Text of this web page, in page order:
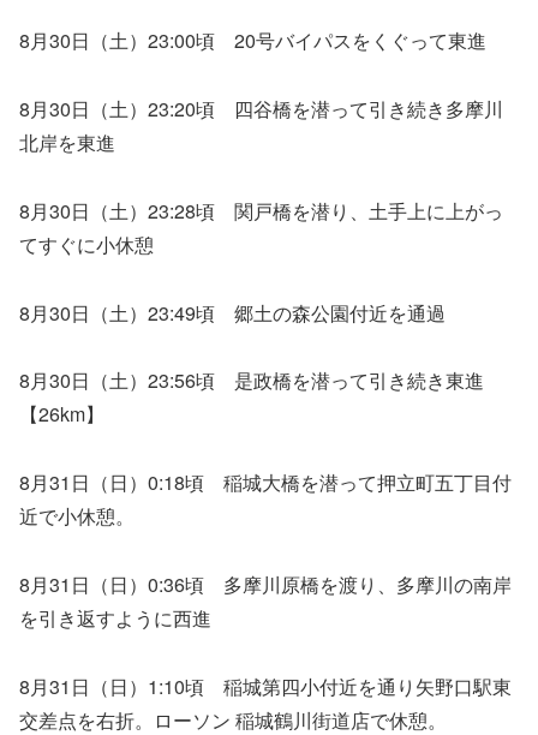
8月30日（土）23:00頃 20号バイパスをくぐって東進
8月30日（土）23:20頃 四谷橋を潜って引き続き多摩川
北岸を東進
8月30日（土）23:28頃 関戸橋を潜り、土手上に上がっ
てすぐに小休憩
8月30日（土）23:49頃 郷土の森公園付近を通過
8月30日（土）23:56頃 是政橋を潜って引き続き東進
【26km】
8月31日（日）0:18頃 稲城大橋を潜って押立町五丁目付
近で小休憩。
8月31日（日）0:36頃 多摩川原橋を渡り、多摩川の南岸
を引き返すように西進
8月31日（日）1:10頃 稲城第四小付近を通り矢野口駅東
交差点を右折。ローソン 稲城鶴川街道店で休憩。